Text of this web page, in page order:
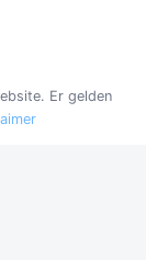
Er gelden